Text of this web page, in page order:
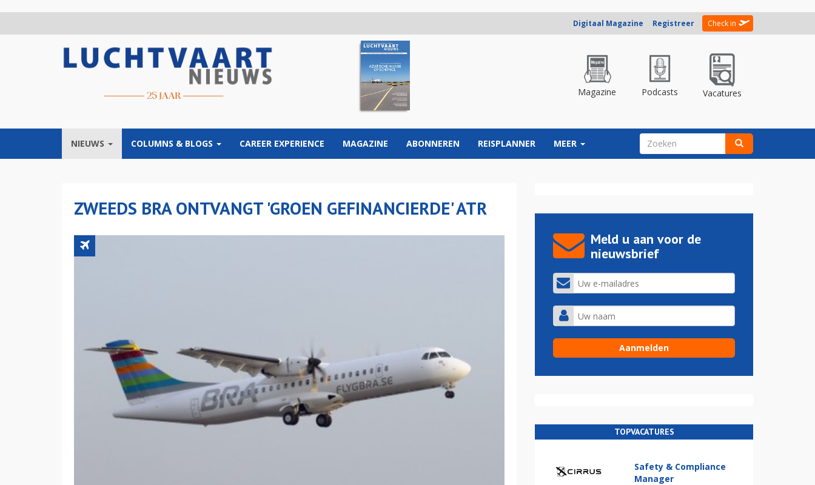
Digitaal Magazine Registreer Check in
Magazine Podcasts Vacatures
NIEUWS COLUMNS & BLOGS CAREER EXPERIENCE MAGAZINE ABONNEREN REISPLANNER MEER ZOEKVELD
ZWEEDS BRA ONTVANGT 'GROEN GEFINANCIERDE' ATR
Meld u aan voor de
nieuwsbrief
TOPVACATURES
Safety & Compliance
Manager